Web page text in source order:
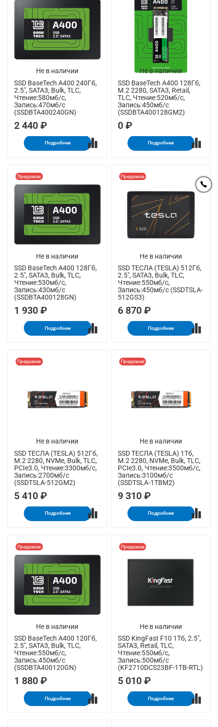
Не в наличии
SSD BaseTech A400 240Гб,
2.5", SATA3, Bulk, TLC,
Чтение:580мб/с,
Запись:470мб/с
(SSDBTA400240GN)
2 440 ₽
Подробнее
Не в наличии
SSD BaseTech A400 128Гб,
M.2 2280, SATA3, Retail,
TLC, Чтение:520мб/с,
Запись:450мб/с
(SSDBTA400128GM2)
0 ₽
Подробнее
Не в наличии
Предзаказ
SSD BaseTech A400 128Гб,
2.5", SATA3, Bulk, TLC,
Чтение:530мб/с,
Запись:430мб/с
(SSDBTA400128GN)
1 930 ₽
Подробнее
Не в наличии
Предзаказ
SSD ТЕСЛА (TESLA) 512Гб,
2.5", SATA3, Bulk, TLC,
Чтение:550мб/с,
Запись:450мб/с (SSDTSLA-
512GS3)
6 870 ₽
Подробнее
Не в наличии
Предзаказ
SSD ТЕСЛА (TESLA) 512Гб,
M.2 2280, NVMe, Bulk, TLC,
PCIe3.0, Чтение:3300мб/с,
Запись:2700мб/с
(SSDTSLA-512GM2)
5 410 ₽
Подробнее
Не в наличии
Предзаказ
SSD ТЕСЛА (TESLA) 1Тб,
M.2 2280, NVMe, Bulk, TLC,
PCIe3.0, Чтение:3500мб/с,
Запись:3100мб/с
(SSDTSLA-1TBM2)
9 310 ₽
Подробнее
Не в наличии
Предзаказ
SSD BaseTech A400 120Гб,
2.5", SATA3, Bulk, TLC,
Чтение:550мб/с,
Запись:450мб/с
(SSDBTA400120GN)
1 880 ₽
Подробнее
Не в наличии
Предзаказ
SSD KingFast F10 1Тб, 2.5",
SATA3, Retail, TLC,
Чтение:550мб/с,
Запись:500мб/с
(KF2710DCS23BF-1TB-RTL)
5 010 ₽
Подробнее